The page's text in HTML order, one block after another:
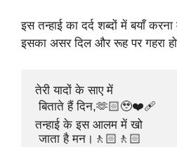
इस तन्हाई का दर्द शब्दों में बयाँ
इसका असर दिल और रूह पर गहरा
तेरी यादों के साए में
बिताते हैं दिन,🫶🏻🥹❤️‍🩹
तन्हाई के इस आलम में खो
जाता है मन।🚶🏻🚶🏻